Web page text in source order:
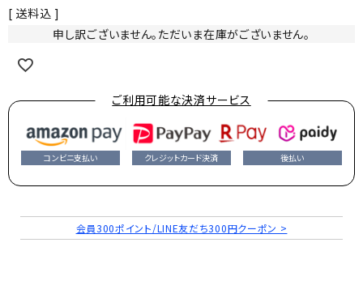
送料込
申し訳ございません。ただいま在庫がございません。
ご利用可能な決済サービス
コンビニ支払い クレジットカード決済 後払い
会員300ポイント/LINE友だち300円クーポン >